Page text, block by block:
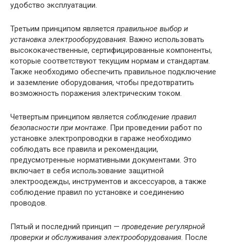
удобство эксплуатации.
Третьим принципом является правильное выбор и
установка электрооборудования. Важно использовать
высококачественные, сертифицированные компоненты,
которые соответствуют текущим нормам и стандартам.
Также необходимо обеспечить правильное подключение
и заземление оборудования, чтобы предотвратить
возможность поражения электрическим током.
Четвертым принципом является соблюдение правил
безопасности при монтаже. При проведении работ по
установке электропроводки в гараже необходимо
соблюдать все правила и рекомендации,
предусмотренные нормативными документами. Это
включает в себя использование защитной
электроодежды, инструментов и аксессуаров, а также
соблюдение правил по установке и соединению
проводов.
Пятый и последний принцип — проведение регулярной
проверки и обслуживания электрооборудования. После